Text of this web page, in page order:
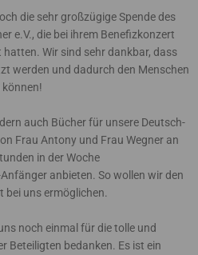
die sehr großzügige Spende des
e.V., die bei ihrem Benefizkonzert
Wir sind sehr dankbar, dass
werden und dadurch den Menschen
auch Bücher für unsere Deutsch-
Frau Antony und Frau Wegner an
in der Woche
anbieten. So wollen wir den
bei uns ermöglichen.
noch einmal für die tolle und
Beteiligten bedanken. Es ist ein